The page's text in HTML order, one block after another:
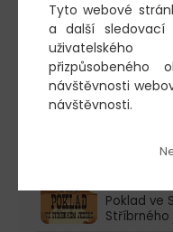
AKTUALITY
Poklad
Poklad ve
Tyto webové
a další sledovací
přizpůsobeného
návštěvnosti
návštěvnosti.